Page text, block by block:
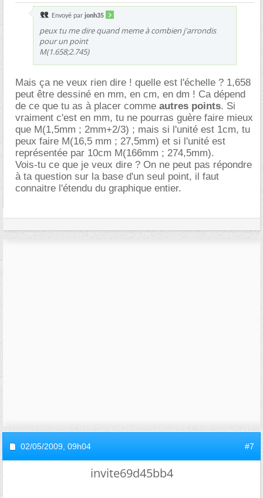
Envoyé par jonh35
peux tu me dire quand meme à combien j'arrondis
pour un point
M(1.658;2.745)
Mais ça ne veux rien dire ! quelle est l'échelle ? 1,658
peut être dessiné en mm, en cm, en dm ! Ca dépend
de ce que tu as à placer comme autres points. Si
vraiment c'est en mm, tu ne pourras guère faire mieux
que M(1,5mm ; 2mm+2/3) ; mais si l'unité est 1cm, tu
peux faire M(16,5 mm ; 27,5mm) et si l'unité est
représentée par 10cm M(166mm ; 274,5mm).
Vois-tu ce que je veux dire ? On ne peut pas répondre
à ta question sur la base d'un seul point, il faut
connaitre l'étendu du graphique entier.
02/05/2009, 09h04 #7
invite69d45bb4